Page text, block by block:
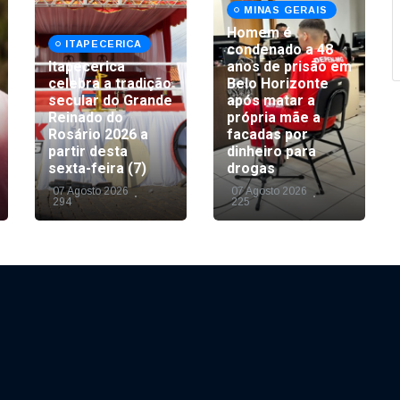
ITAPECERICA
Itapecerica
celebra a tradição
secular do Grande
Reinado do
Rosário 2026 a
partir desta
sexta-feira (7)
07 Agosto 2026
294
MINAS GERAIS
Homem é
condenado a 48
anos de prisão em
Belo Horizonte
após matar a
própria mãe a
facadas por
dinheiro para
drogas
07 Agosto 2026
225